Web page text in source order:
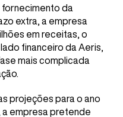
da
extra, a empresa
em receitas, o
financeiro da Aeris,
mais complicada
projeções para o ano
a empresa pretende